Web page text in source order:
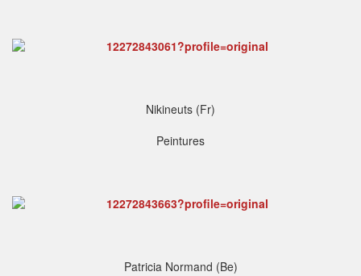
Nikineuts (Fr)
Peintures
Patricia Normand (Be)